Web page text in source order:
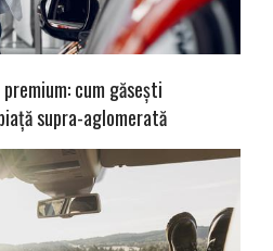
cum găsești
supra-aglomerată